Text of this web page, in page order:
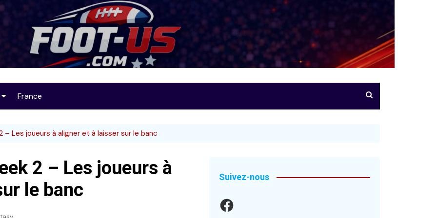
Foot-US
France
– Les joueurs à aligner et à laisser sur le banc
2 – Les joueurs à
le banc
Suivez-nous
Facebook